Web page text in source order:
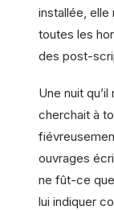
installée,
toutes les
des post-
Une nuit
cherchait à
ouvrages
ne fût-ce
lui indiquer